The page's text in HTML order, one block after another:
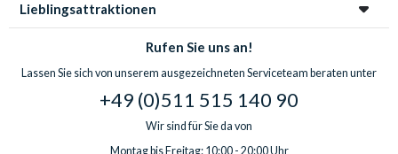
Lieblingsattraktionen
Rufen Sie uns an!
Lassen Sie sich von unserem ausgezeichneten Serviceteam beraten unter
+49 (0)511 515 140 90
Wir sind für Sie da von
Montag bis Freitag: 10:00 - 20:00 Uhr